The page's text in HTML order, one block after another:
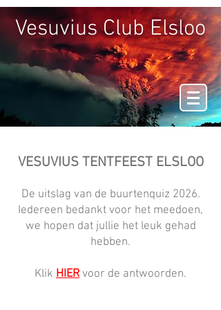
Vesuvius Club Elsloo
VESUVIUS TENTFEEST ELSLOO
De uitslag van de buurtenquiz 2026.
Iedereen bedankt voor het meedoen,
we hopen dat jullie het leuk gehad
hebben.
Klik HIER voor de antwoorden.